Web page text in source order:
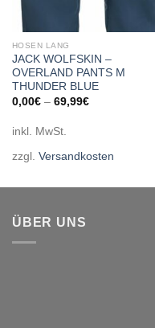
HOSEN LANG
JACK WOLFSKIN –
OVERLAND PANTS M
THUNDER BLUE
0,00€– 69,99€
inkl. MwSt.
zzgl. Versandkosten
ÜBER UNS